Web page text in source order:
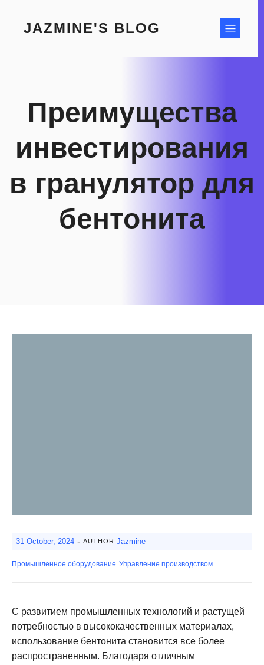
contentJAZMINE'S BLOG
Преимущества
инвестирования
в гранулятор для
бентонита
31 October, 2024 - AUTHOR:Jazmine
Промышленное оборудование Управление производством
С развитием промышленных технологий и растущей
потребностью в высококачественных материалах,
использование бентонита становится все более
распространенным. Благодаря отличным